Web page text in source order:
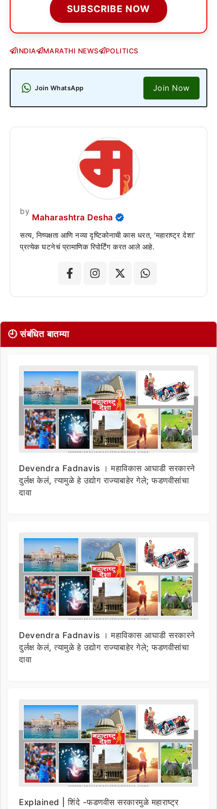
SUBSCRIBE NOW
INDIA MARATHI NEWS POLITICS
Join WhatsApp Join Now
by
Maharashtra Desha
सत्य, निष्पक्षता आणि नव्या दृष्टिकोनाची कास धरत, 'महाराष्ट्र देशा'
प्रत्येक घटनेचं प्रामाणिक रिपोर्टिंग करत आले आहे.
🕘 संबंधित बातम्या
Devendra Fadnavis । महाविकास आघाडी सरकारने
दुर्लक्ष केलं, त्यामुळे हे उद्योग राज्याबाहेर गेले; फडणवीसांचा
दावा
Devendra Fadnavis । महाविकास आघाडी सरकारने
दुर्लक्ष केलं, त्यामुळे हे उद्योग राज्याबाहेर गेले; फडणवीसांचा
दावा
Explained | शिंदे -फडणवीस सरकारमुळे महाराष्ट्र